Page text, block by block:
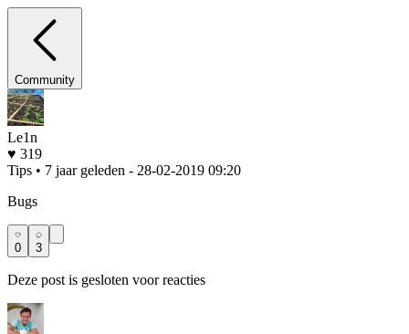
Community
Le1n
♥ 319
Tips • 7 jaar geleden - 28-02-2019 09:20
Bugs
0 3
Deze post is gesloten voor reacties